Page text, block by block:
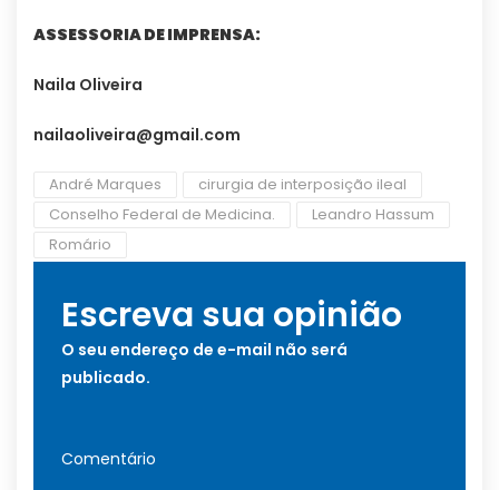
ASSESSORIA DE IMPRENSA:
Naila Oliveira
nailaoliveira@gmail.com
André Marques
cirurgia de interposição ileal
Conselho Federal de Medicina.
Leandro Hassum
Romário
Escreva sua opinião
O seu endereço de e-mail não será
publicado.
Comentário